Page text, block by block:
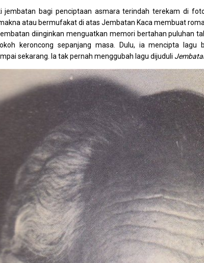
jembatan bagi penciptaan asmara terindah terekam di
atau bermufakat di atas Jembatan Kaca membuat
diinginkan menguatkan memori bertahan puluhan
keroncong sepanjang masa. Dulu, ia mencipta lagu
sekarang. Ia tak pernah menggubah lagu dijuduli